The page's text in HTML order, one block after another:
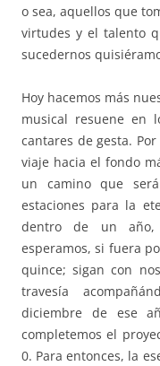
o sea, aquellos que
virtudes y el talento
sucedernos
Hoy hacemos más
musical resuene en
cantares de gesta.
viaje hacia el fondo
un camino que
estaciones para la
dentro de un año,
esperamos, si fuera
quince; sigan con
travesía
diciembre de ese
completemos el
0. Para entonces, la